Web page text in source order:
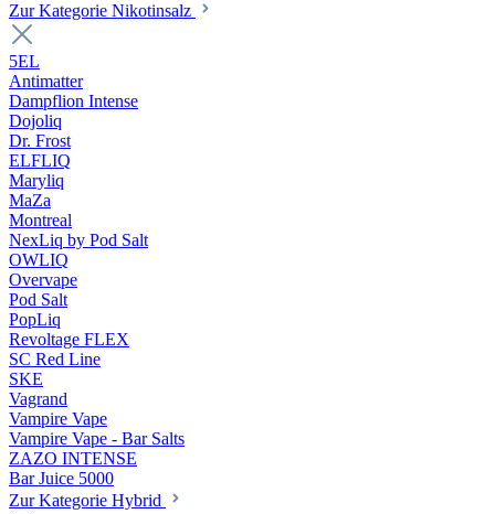
Zur Kategorie Nikotinsalz
5EL
Antimatter
Dampflion Intense
Dojoliq
Dr. Frost
ELFLIQ
Maryliq
MaZa
Montreal
NexLiq by Pod Salt
OWLIQ
Overvape
Pod Salt
PopLiq
Revoltage FLEX
SC Red Line
SKE
Vagrand
Vampire Vape
Vampire Vape - Bar Salts
ZAZO INTENSE
Bar Juice 5000
Zur Kategorie Hybrid